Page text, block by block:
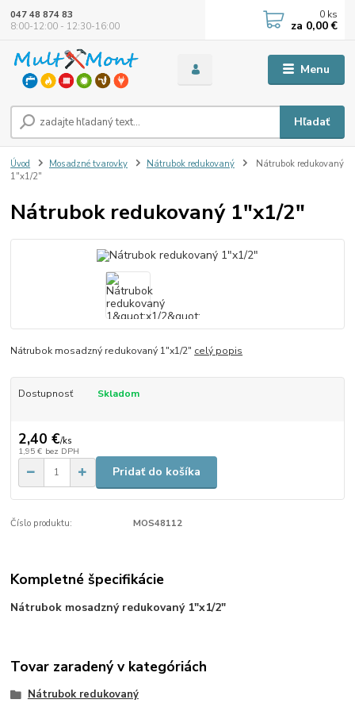
Menu
Hľadať
047 48 874 83
8:00-12:00 - 12:30-16:00
0 ks
za 0,00 €
Úvod Mosadzné tvarovky Nátrubok redukovaný
Nátrubok redukovaný
1"x1/2"
Nátrubok redukovaný 1"x1/2"
Nátrubok mosadzný redukovaný 1"x1/2" celý popis
Dostupnosť Skladom
2,40 €/ks
1,95 € bez DPH
Pridať do košíka
Číslo produktu: MOS48112
Kompletné špecifikácie
Nátrubok mosadzný redukovaný 1"x1/2"
Tovar zaradený v kategóriách
Nátrubok redukovaný